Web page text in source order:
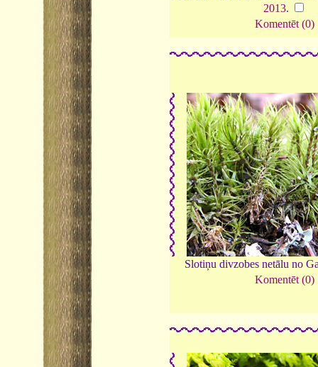
2013.
Komentēt (0)
Slotiņu divzobes netālu no
Komentēt (0)